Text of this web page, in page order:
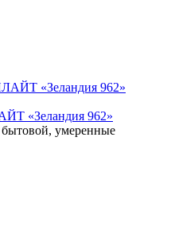
«Зеландия 962»
бытовой, умеренные